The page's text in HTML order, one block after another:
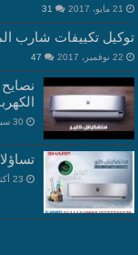
21 مايو، 2017 31
توكيل تكييفات شارب
22 نوفمبر، 2017 47
30 سبتمبر، 2017
23 أكتوبر، 2017